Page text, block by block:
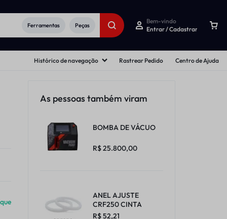
Ferramentas Peças
Bem-vindo
Entrar / Cadastrar
Histórico de navegação Rastrear Pedido Centro de Ajuda
As pessoas também viram
BOMBA DE VÁCUO
R$25.800,00
ANEL AJUSTE
CRF250 CINTA
R$52,21